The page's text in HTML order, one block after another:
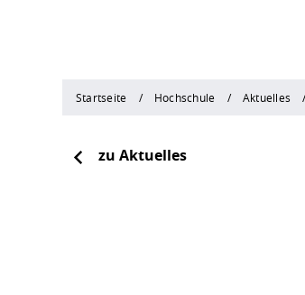
Startseite Hochschule Aktuelles
zu Aktuelles